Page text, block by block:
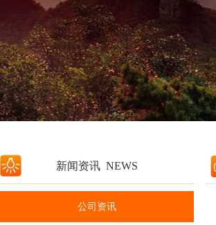
新闻资讯 NEWS
公司资讯